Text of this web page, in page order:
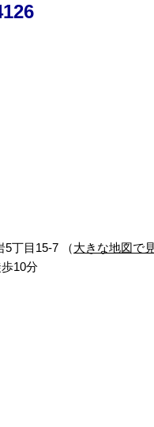
5丁目15-7 （大きな地図で
10分